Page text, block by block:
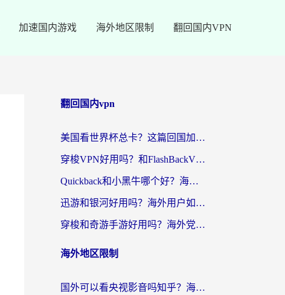
加速国内游戏 海外地区限制 翻回国内VPN
翻回国内vpn
美国看世界杯总卡？这篇回国加速器指南帮你无缝刷国内资源（附苹果手机VPN设置步骤）
穿梭VPN好用吗？和FlashBackVPN对比哪个回国效果更好？
Quickback和小黑牛哪个好？海外党亲测指南，选对回国加速器秒回国内
迅游和银河好用吗？海外用户如何选择回国加速器实现无缝访问国内资源
穿梭和奇游手游好用吗？海外党亲测3款回国加速器，附蜜蜂加速器七天试用攻略
海外地区限制
国外可以看央视影音吗知乎？海外党亲测有效的回国加速方案